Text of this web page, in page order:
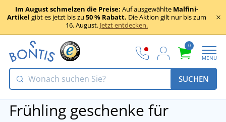
Im August schmelzen die Preise: Auf ausgewählte Malfini-
Artikel gibt es jetzt bis zu 50 % Rabatt. Die Aktion gilt nur bis zum
16. August. Jetzt entdecken.
0
MENU
SUCHEN
Frühling geschenke für